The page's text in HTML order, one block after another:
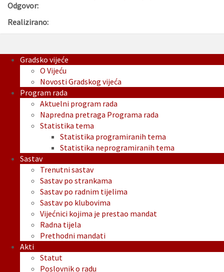
Odgovor:
Realizirano:
Gradsko vijeće
O Vijeću
Novosti Gradskog vijeća
Program rada
Aktuelni program rada
Napredna pretraga Programa rada
Statistika tema
Statistika programiranih tema
Statistika neprogramiranih tema
Sastav
Trenutni sastav
Sastav po strankama
Sastav po radnim tijelima
Sastav po klubovima
Vijećnici kojima je prestao mandat
Radna tijela
Prethodni mandati
Akti
Statut
Poslovnik o radu